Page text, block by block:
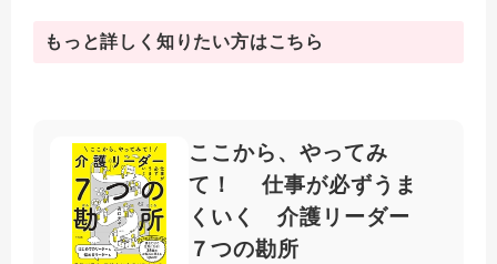
もっと詳しく知りたい方はこちら
ここから、やってみ
て！ 仕事が必ずうま
くいく 介護リーダー
７つの勘所